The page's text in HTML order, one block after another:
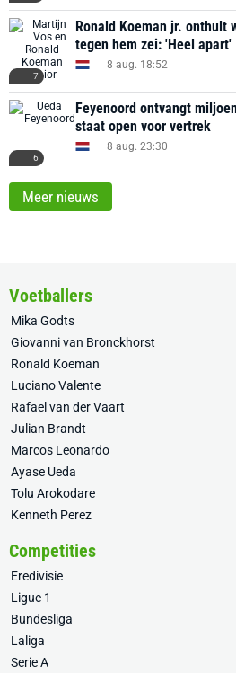
7
Ronald Koeman jr. onthult
tegen hem zei: 'Heel apart'
8 aug. 18:52
6
Feyenoord ontvangt
staat open voor vertrek
8 aug. 23:30
Meer nieuws
Voetballers
Mika Godts
Giovanni van Bronckhorst
Ronald Koeman
Luciano Valente
Rafael van der Vaart
Julian Brandt
Marcos Leonardo
Ayase Ueda
Tolu Arokodare
Kenneth Perez
Competities
Eredivisie
Ligue 1
Bundesliga
Laliga
Serie A